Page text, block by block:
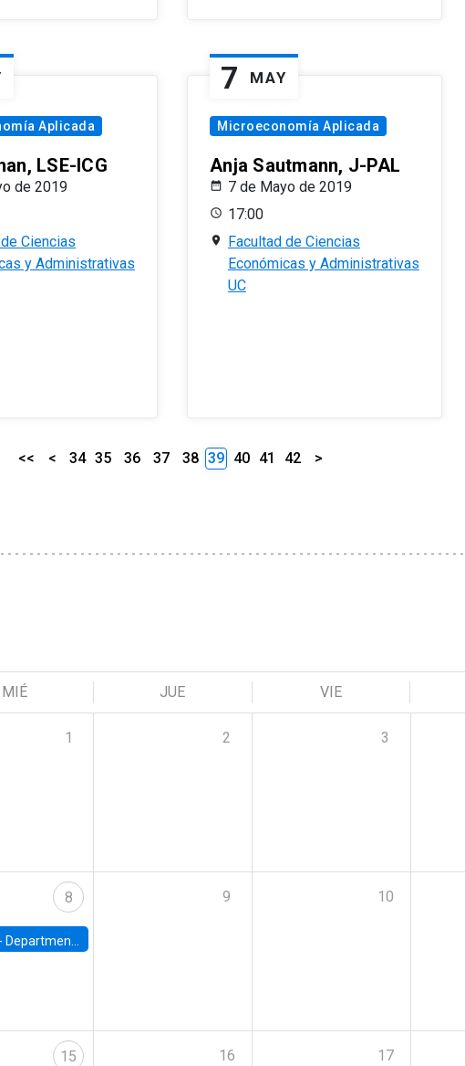
Aplicada
LSE-ICG
de 2019
Ciencias
y Administrativas
7 MAY
Microeconomía Aplicada
Anja Sautmann, J-PAL
7 de Mayo de 2019
17:00
Facultad de Ciencias
Económicas y Administrativas
UC
<< < 34 35 36 37 38 39 40 41 42 >
MIÉ JUE VIE
1 2 3
8
Department Seminar: James Robinson
9 10
15 16 17